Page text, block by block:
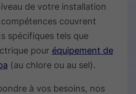
de votre installation
couvrent
spécifiques tels que
pour équipement de
(au chlore ou au sel).
à vos besoins, nos